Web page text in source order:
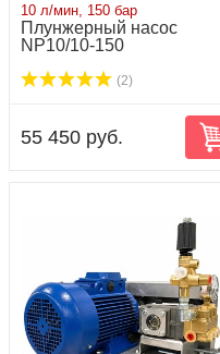
10 л/мин, 150 бар
Плунжерный насос
NP10/10-150
(2)
55 450 руб.